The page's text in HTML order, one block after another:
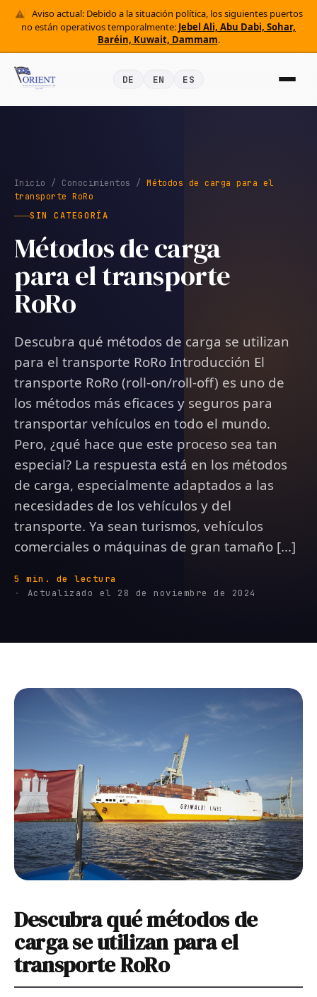
Aviso actual: Debido a la situación política, los siguientes puertos
no están operativos temporalmente: Jebel Ali, Abu Dabi, Sohar,
Baréin, Kuwait, Dammam.
DE EN ES
Inicio / Conocimientos /Métodos de carga para el
transporte RoRo
SIN CATEGORÍA
Métodos de carga
para el transporte
RoRo
Descubra qué métodos de carga se utilizan
para el transporte RoRo Introducción El
transporte RoRo (roll-on/roll-off) es uno de
los métodos más eficaces y seguros para
transportar vehículos en todo el mundo.
Pero, ¿qué hace que este proceso sea tan
especial? La respuesta está en los métodos
de carga, especialmente adaptados a las
necesidades de los vehículos y del
transporte. Ya sean turismos, vehículos
comerciales o máquinas de gran tamaño [...]
5 min. de lectura
Actualizado el 28 de noviembre de 2024
Descubra qué métodos de
carga se utilizan para el
transporte RoRo